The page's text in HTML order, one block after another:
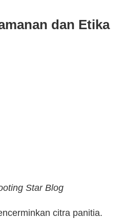
dan Etika
Star Blog
citra panitia.